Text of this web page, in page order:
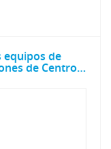
equipos de
soldadura en las instalaciones de Centro Zaragoza